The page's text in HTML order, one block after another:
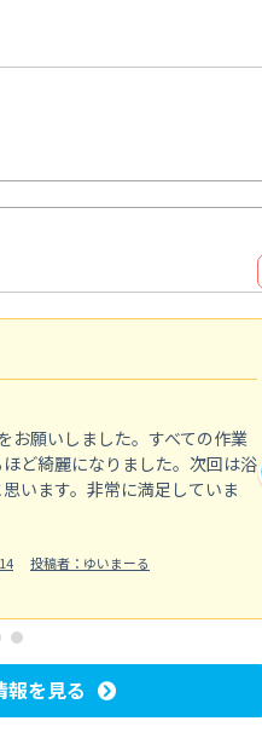
お願いしました。すべての作業
ど綺麗になりました。次回は浴
います。非常に満足していま
投稿者：ゆいまーる
報を見る